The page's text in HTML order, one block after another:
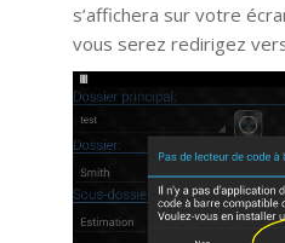
s’affichera sur votre
vous serez redirigez